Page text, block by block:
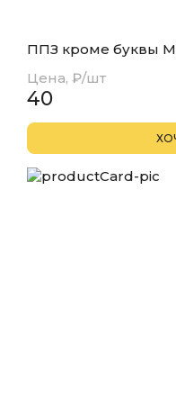
ППЗ кроме буквы М
Цена, ₽/шт
40